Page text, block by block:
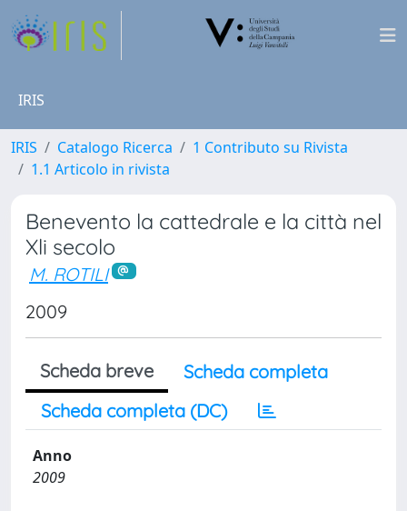
IRIS
IRIS Catalogo Ricerca
1 Contributo su Rivista
1.1 Articolo in rivista
Benevento la cattedrale e la città nel
Xli secolo
M. ROTILI
2009
Scheda breve
Scheda completa
Scheda completa (DC)
Anno
2009